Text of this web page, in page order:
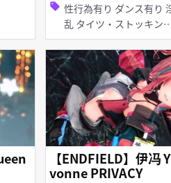
sell 性行為有り ダンス有り 淫
乱 タイツ・ストッキング
アヘ顔 イラマチオ 口内射
精 種付けプレス フェラ
【ENDFIELD】伊冯 Y
vonne PRIVACY